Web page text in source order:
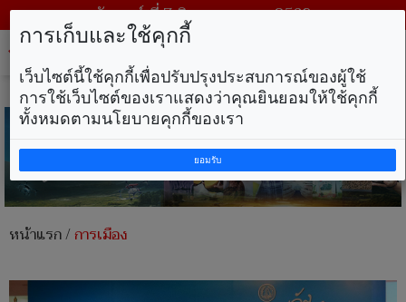
วันศุกร์ ที่ 7 สิงหาคม พ.ศ. 2569
หน้าแรก/การเมือง
การเก็บและใช้คุกกี้
เว็บไซต์นี้ใช้คุกกี้เพื่อปรับปรุงประสบการณ์ของผู้ใช้
การใช้เว็บไซต์ของเราแสดงว่าคุณยินยอมให้ใช้คุกกี้
ทั้งหมดตามนโยบายคุกกี้ของเรา
ยอมรับ